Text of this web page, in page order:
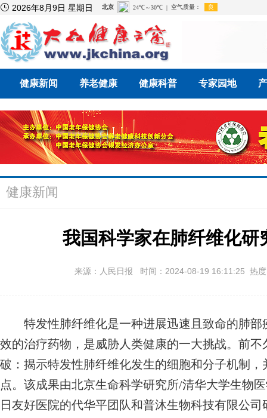
 2026年8月9日 星期日
健康新闻 养老健康 健康科普 专家园地
健康新闻
我国科学家在肺纤维化研
来源：人民日报 时间：2024-08-19 16:11:25 热
特发性肺纤维化是一种进展迅速且致命的肺部
效的治疗药物，是威胁人类健康的一大挑战。前
破：揭示特发性肺纤维化发生的细胞和分子机制
点。该成果由北京生命科学研究所/清华大学生物
日友好医院的代华平团队和普沐生物科技有限公